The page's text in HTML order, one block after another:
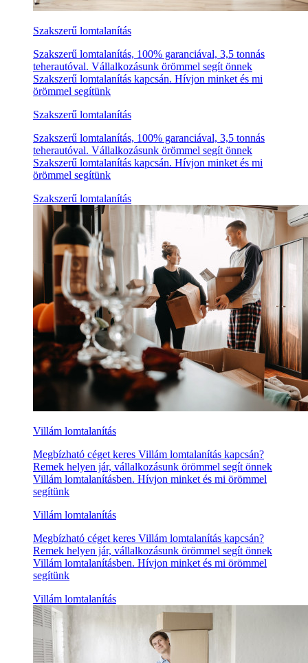
Szakszerű lomtalanítás
Szakszerű lomtalanítás, 100% garanciával, 3,5 tonnás
teherautóval. Vállalkozásunk örömmel segít önnek
Szakszerű lomtalanítás kapcsán. Hívjon minket és mi
örömmel segítünk
Szakszerű lomtalanítás
Szakszerű lomtalanítás, 100% garanciával, 3,5 tonnás
teherautóval. Vállalkozásunk örömmel segít önnek
Szakszerű lomtalanítás kapcsán. Hívjon minket és mi
örömmel segítünk
Szakszerű lomtalanítás
Villám lomtalanítás
Megbízható céget keres Villám lomtalanítás kapcsán?
Remek helyen jár, vállalkozásunk örömmel segít önnek
Villám lomtalanításben. Hívjon minket és mi örömmel
segítünk
Villám lomtalanítás
Megbízható céget keres Villám lomtalanítás kapcsán?
Remek helyen jár, vállalkozásunk örömmel segít önnek
Villám lomtalanításben. Hívjon minket és mi örömmel
segítünk
Villám lomtalanítás